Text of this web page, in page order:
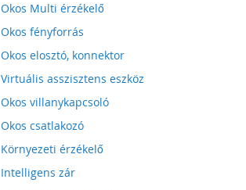
Okos Multi érzékelő
Okos fényforrás
Okos elosztó, konnektor
Virtuális asszisztens eszköz
Okos villanykapcsoló
Okos csatlakozó
Környezeti érzékelő
Intelligens zár